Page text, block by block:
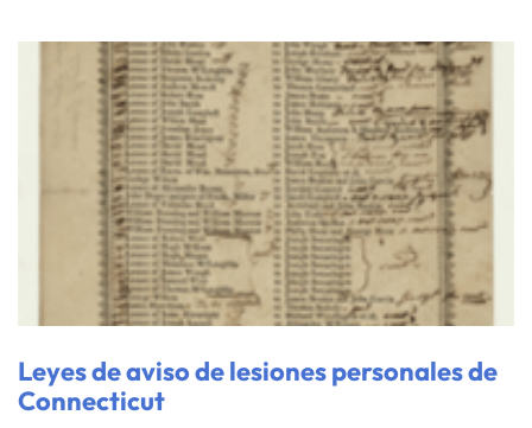
Leyes de aviso de lesiones personales de
Connecticut